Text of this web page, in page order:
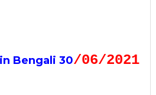
Bengali 30/06/2021